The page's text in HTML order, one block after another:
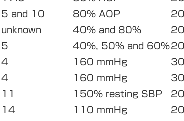
5 and 10 80% AOP 20
unknown 40% and 80%
5 40%, 50% and 60%
4 160 mmHg 30
4 160 mmHg 30
11 150% resting SBP 20
14 110 mmHg 20